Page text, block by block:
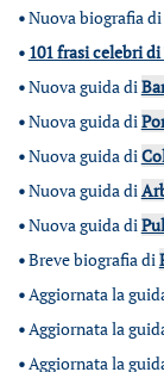
•Nuova biografia di
• 101 frasi celebri
•Nuova guida di
•Nuova guida di
•Nuova guida di
•Nuova guida di
•Nuova guida di
•Breve biografia di
•Aggiornata la
•Aggiornata la
•Aggiornata la